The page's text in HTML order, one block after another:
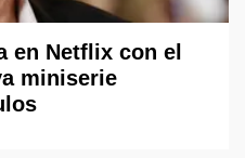
en Netflix con el
miniserie